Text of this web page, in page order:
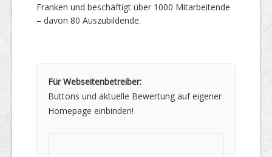
Franken und beschäftigt über 1000 Mitarbeitende
– davon 80 Auszubildende.
Für Webseitenbetreiber:
Buttons und aktuelle Bewertung auf eigener
Homepage einbinden!